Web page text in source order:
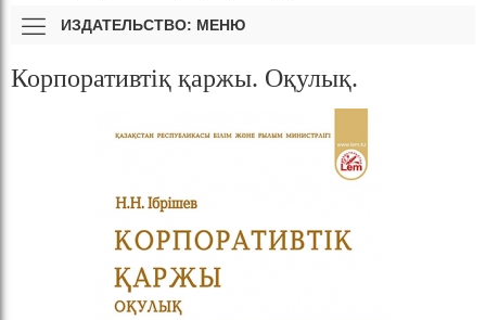
ИЗДАТЕЛЬСТВО: МЕНЮ
Корпоративтіқ қаржы. Оқулық.